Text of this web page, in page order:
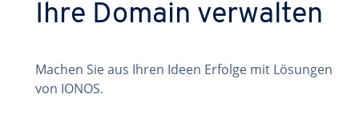
Ihre Domain verwalten
Machen Sie aus Ihren Ideen Erfolge mit Lösungen
von IONOS.